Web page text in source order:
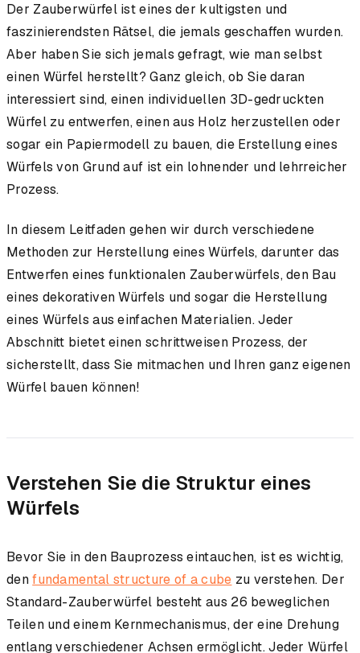
Der Zauberwürfel ist eines der kultigsten und
faszinierendsten Rätsel, die jemals geschaffen wurden.
Aber haben Sie sich jemals gefragt, wie man selbst
einen Würfel herstellt? Ganz gleich, ob Sie daran
interessiert sind, einen individuellen 3D-gedruckten
Würfel zu entwerfen, einen aus Holz herzustellen oder
sogar ein Papiermodell zu bauen, die Erstellung eines
Würfels von Grund auf ist ein lohnender und lehrreicher
Prozess.
In diesem Leitfaden gehen wir durch verschiedene
Methoden zur Herstellung eines Würfels, darunter das
Entwerfen eines funktionalen Zauberwürfels, den Bau
eines dekorativen Würfels und sogar die Herstellung
eines Würfels aus einfachen Materialien. Jeder
Abschnitt bietet einen schrittweisen Prozess, der
sicherstellt, dass Sie mitmachen und Ihren ganz eigenen
Würfel bauen können!
Verstehen Sie die Struktur eines
Würfels
Bevor Sie in den Bauprozess eintauchen, ist es wichtig,
denfundamental structure of a cube zu verstehen. Der
Standard-Zauberwürfel besteht aus 26 beweglichen
Teilen und einem Kernmechanismus, der eine Drehung
entlang verschiedener Achsen ermöglicht. Jeder Würfel